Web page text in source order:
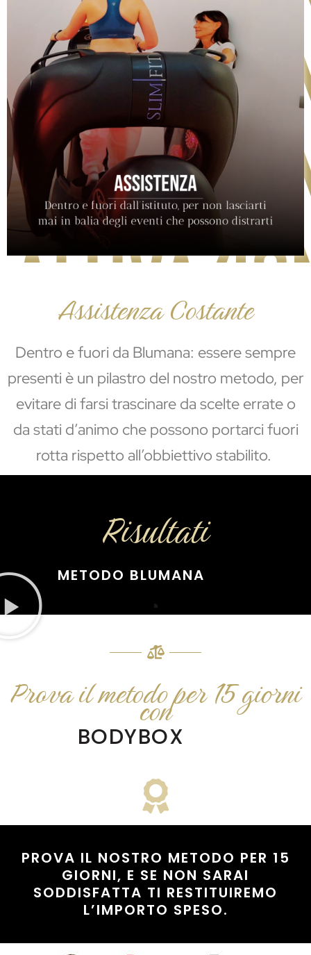
Assistenza Costante
Dentro e fuori da Blumana: essere sempre
presenti è un pilastro del nostro metodo, per
evitare di farsi trascinare da scelte errate o
da stati d’animo che possono portarci fuori
rotta rispetto all’obbiettivo stabilito.
Risultati
METODO BLUMANA
Prova il metodo per 15 giorni
con
BODYBOX
PROVA IL NOSTRO METODO PER 15
GIORNI, E SE NON SARAI
SODDISFATTA TI RESTITUIREMO
L’IMPORTO SPESO.